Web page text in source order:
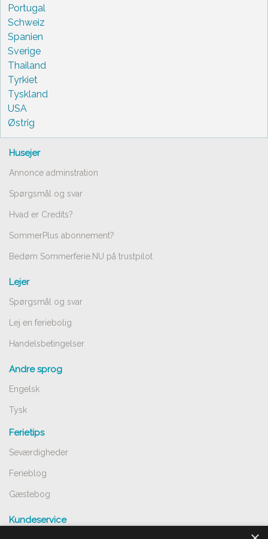
Portugal
Schweiz
Spanien
Sverige
Thailand
Tyrkiet
Tyskland
USA
Østrig
Husejer
Annonce adminstration
Spørgsmål og svar
Hvad er Credits?
SommerPlus abonnement?
Bedøm Sommerferie.NU på trustpilot
Lejer
Spørgsmål og svar
Lej en feriebolig
Handelsbetingelser
Andre sprog
Engelsk
Tysk
Ferietips
Seværdigheder
Ferieblog
Gæstebog
Kundeservice